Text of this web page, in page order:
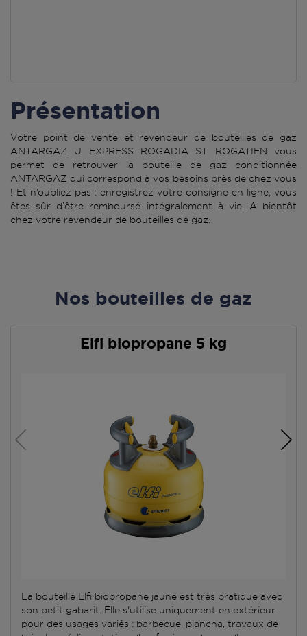
Présentation
Votre point de vente et revendeur de bouteilles de gaz
ANTARGAZ U EXPRESS ROGADIA ST ROGATIEN vous
permet de retrouver la bouteille de gaz conditionnée
ANTARGAZ qui correspond à vos besoins près de chez vous
! Et n’oubliez pas : enregistrez votre consigne en ligne, vous
êtes sûr d’être remboursé intégralement à vie. A bientôt
chez votre revendeur de bouteilles de gaz.
Nos bouteilles de gaz
Elfi biopropane 5 kg
La bouteille Elfi biopropane jaune est très pratique avec
son petit gabarit. Elle s'utilise uniquement en extérieur
pour des usages variés : barbecue, plancha, travaux de